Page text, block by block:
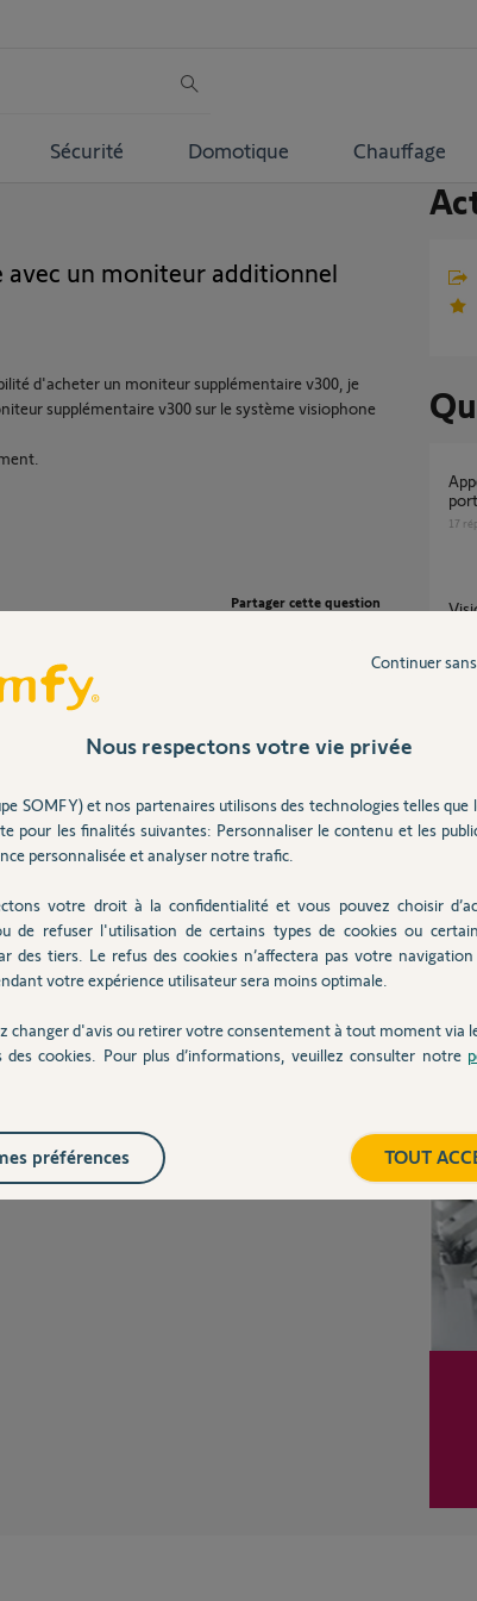
Sécurité Domotique Chauffage
un moniteur additionnel
d'acheter un moniteur supplémentaire v300, je
supplémentaire v300 sur le système visiophone
Partager cette question
Appeirage Visiophone V350 avec Récepteur
17
Connection V350 avec moteur portail et
Nous respectons votre vie privée
SOMFY) et nos partenaires utilisons des technologies telles que
pour les finalités suivantes: Personnaliser le contenu et les
personnalisée et analyser notre trafic.
votre droit à la confidentialité et vous pouvez choisir
de refuser l'utilisation de certains types de cookies ou
des tiers. Le refus des cookies n’affectera pas votre
votre expérience utilisateur sera moins optimale.
changer d'avis ou retirer votre consentement à tout moment via
des cookies. Pour plus d’informations, veuillez consulter notre
Continuer
TOUT
préférences